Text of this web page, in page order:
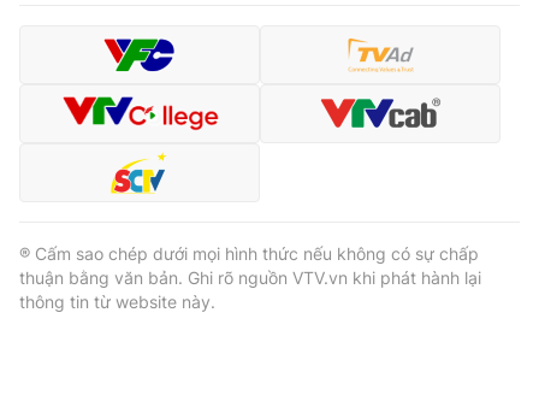
® Cấm sao chép dưới mọi hình thức nếu không có sự chấp
thuận bằng văn bản. Ghi rõ nguồn VTV.vn khi phát hành lại
thông tin từ website này.